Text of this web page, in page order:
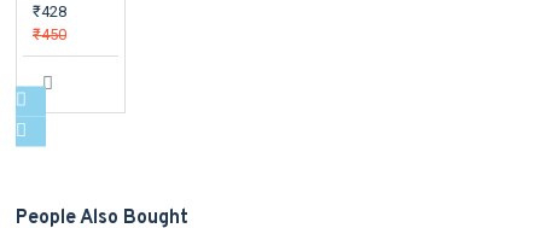
₹428
₹450
People Also Bought